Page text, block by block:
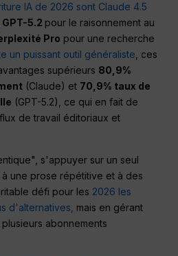
IA de 2026 sont Claude 4.5
GPT-5.2 pour le raisonnement au
Pro pour une recherche
un puissant outil généraliste , ces
supérieurs 80,9%
(Claude) et 70,9% taux de
(GPT-5.2), ce qui en fait de
de travail éditoriaux et
s'appuyer sur un seul
une prose répétitive et à des
défi pour les 2026 les
d'alternatives, mais en gérant
abonnements